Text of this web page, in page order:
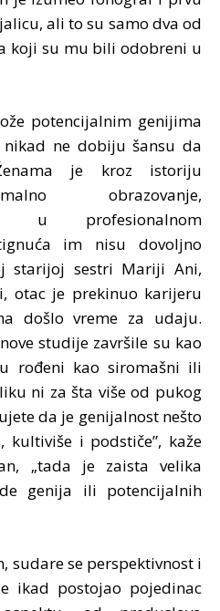
ali to su samo dva od
koji su mu bili odobreni u
potencijalnim genijima
ne dobiju šansu da
je kroz istoriju
obrazovanje,
u profesionalnom
im nisu dovoljno
starijoj sestri Mariji Ani,
otac je prekinuo karijeru
došlo vreme za udaju.
studije završile su kao
rođeni kao siromašni ili
ni za šta više od pukog
da je genijalnost nešto
kultiviše i podstiče”, kaže
„tada je zaista velika
genija ili potencijalnih
sudare se perspektivnost i
ikad postojao pojedinac